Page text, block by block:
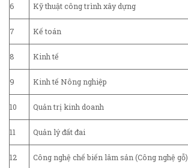
6 Kỹ thuật công trình xây dựng
7 Kế toán
8 Kinh tế
9 Kinh tế Nông nghiệp
10 Quản trị kinh doanh
11 Quản lý đất đai
12 Công nghệ chế biến lâm sản (Công nghệ gỗ)